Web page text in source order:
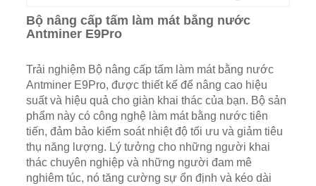
Bộ nâng cấp tấm làm mát bằng nước
Antminer E9Pro
Trải nghiệm Bộ nâng cấp tấm làm mát bằng nước
Antminer E9Pro, được thiết kế để nâng cao hiệu
suất và hiệu quả cho giàn khai thác của bạn. Bộ sản
phẩm này có công nghệ làm mát bằng nước tiên
tiến, đảm bảo kiểm soát nhiệt độ tối ưu và giảm tiêu
thụ năng lượng. Lý tưởng cho những người khai
thác chuyên nghiệp và những người đam mê
nghiêm túc, nó tăng cường sự ổn định và kéo dài